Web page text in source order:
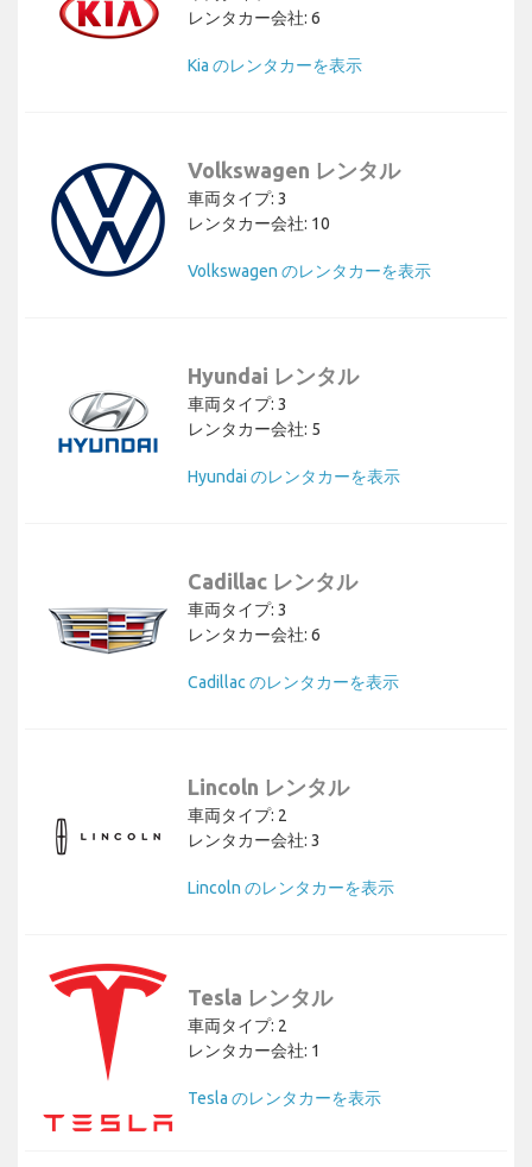
レンタカー会社: 6
Kia のレンタカーを表示
Volkswagen レンタル
車両タイプ: 3
レンタカー会社: 10
Volkswagen のレンタカーを表示
Hyundai レンタル
車両タイプ: 3
レンタカー会社: 5
Hyundai のレンタカーを表示
Cadillac レンタル
車両タイプ: 3
レンタカー会社: 6
Cadillac のレンタカーを表示
Lincoln レンタル
車両タイプ: 2
レンタカー会社: 3
Lincoln のレンタカーを表示
Tesla レンタル
車両タイプ: 2
レンタカー会社: 1
Tesla のレンタカーを表示